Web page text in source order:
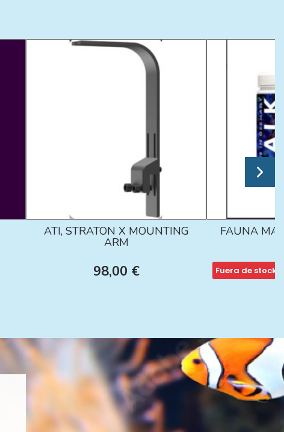
ATI, STRATON X MOUNTING
ARM
98,00 €
FAUNA
Fuera de stock